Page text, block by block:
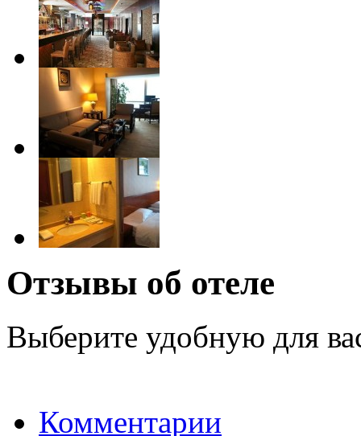
Отзывы об отеле
Выберите удобную для
Комментарии